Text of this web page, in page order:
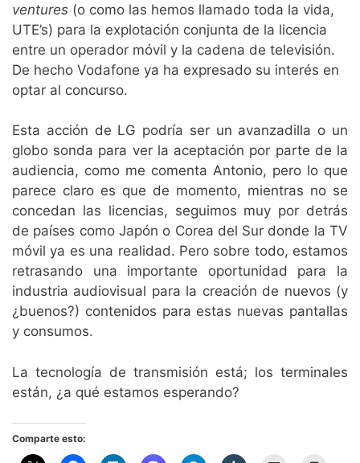
ventures (o como las hemos llamado toda la vida,
UTE’s) para la explotación conjunta de la licencia
entre un operador móvil y la cadena de televisión.
De hecho Vodafone ya ha expresado su interés en
optar al concurso.
Esta acción de LG podría ser un avanzadilla o un
globo sonda para ver la aceptación por parte de la
audiencia, como me comenta Antonio, pero lo que
parece claro es que de momento, mientras no se
concedan las licencias, seguimos muy por detrás
de países como Japón o Corea del Sur donde la TV
móvil ya es una realidad. Pero sobre todo, estamos
retrasando una importante oportunidad para la
industria audiovisual para la creación de nuevos (y
¿buenos?) contenidos para estas nuevas pantallas
y consumos.
La tecnología de transmisión está; los terminales
están, ¿a qué estamos esperando?
Comparte esto: